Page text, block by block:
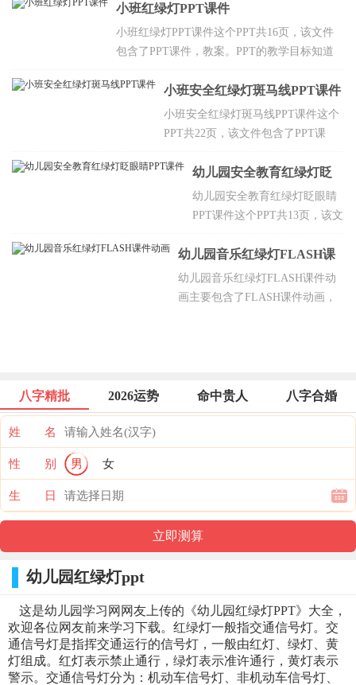
路上要遵守“红灯停、绿灯行”的交通
规则，能根据红绿灯的信号做动作，
体验模仿游戏的快乐。
小班红绿灯PPT课件
小班红绿灯PPT课件这个PPT共16页，该文件
包含了PPT课件，教案。PPT的教学目标知道
从红绿灯的指挥，能根据信号做动作。
小班安全红绿灯斑马线PPT课件
小班安全红绿灯斑马线PPT课件这个
PPT共22页，该文件包含了PPT课
路上要遵守“红灯停、绿灯行”的交通
规则，能根据红绿灯的信号做动作，
体验模仿游戏的快乐。
幼儿园安全教育红绿灯眨
眼睛PPT课件
幼儿园安全教育红绿灯眨眼睛
PPT课件这个PPT共13页，该文
的教学目标教育幼儿走在马路
上要遵守交通规则，初步培养
幼儿的自我保护意识，能够认
幼儿园音乐红绿灯FLASH课
件动画
幼儿园音乐红绿灯FLASH课件动
画主要包含了FLASH课件动画，
八字精批 2026运势 命中贵人 八字合婚
姓 名
性 别 男 女
生 日
幼儿园红绿灯ppt
这是幼儿园学习网网友上传的《幼儿园红绿灯PPT》大全，
欢迎各位网友前来学习下载。红绿灯一般指交通信号灯。交
通信号灯是指挥交通运行的信号灯，一般由红灯、绿灯、黄
灯组成。红灯表示禁止通行，绿灯表示准许通行，黄灯表示
警示。交通信号灯分为：机动车信号灯、非机动车信号灯、